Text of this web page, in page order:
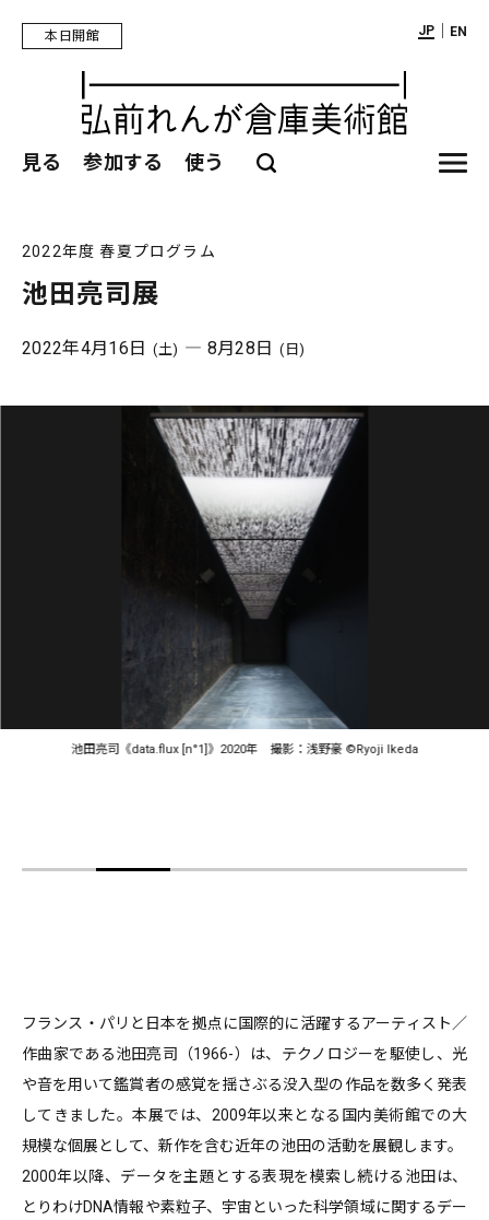
本日開館 JP｜ EN
見る 参加する 使う
2022年度 春夏プログラム
池田亮司展
2022年4月16日 (土) ― 8月28日 (日)
池田亮司《data.flux [n°1]》2020年 撮影：浅野豪 ©Ryoji Ikeda
フランス・パリと日本を拠点に国際的に活躍するアーティスト／
作曲家である池田亮司（1966-）は、テクノロジーを駆使し、光
や音を用いて鑑賞者の感覚を揺さぶる没入型の作品を数多く発表
してきました。本展では、2009年以来となる国内美術館での大
規模な個展として、新作を含む近年の池田の活動を展観します。
2000年以降、データを主題とする表現を模索し続ける池田は、
とりわけDNA情報や素粒子、宇宙といった科学領域に関するデー